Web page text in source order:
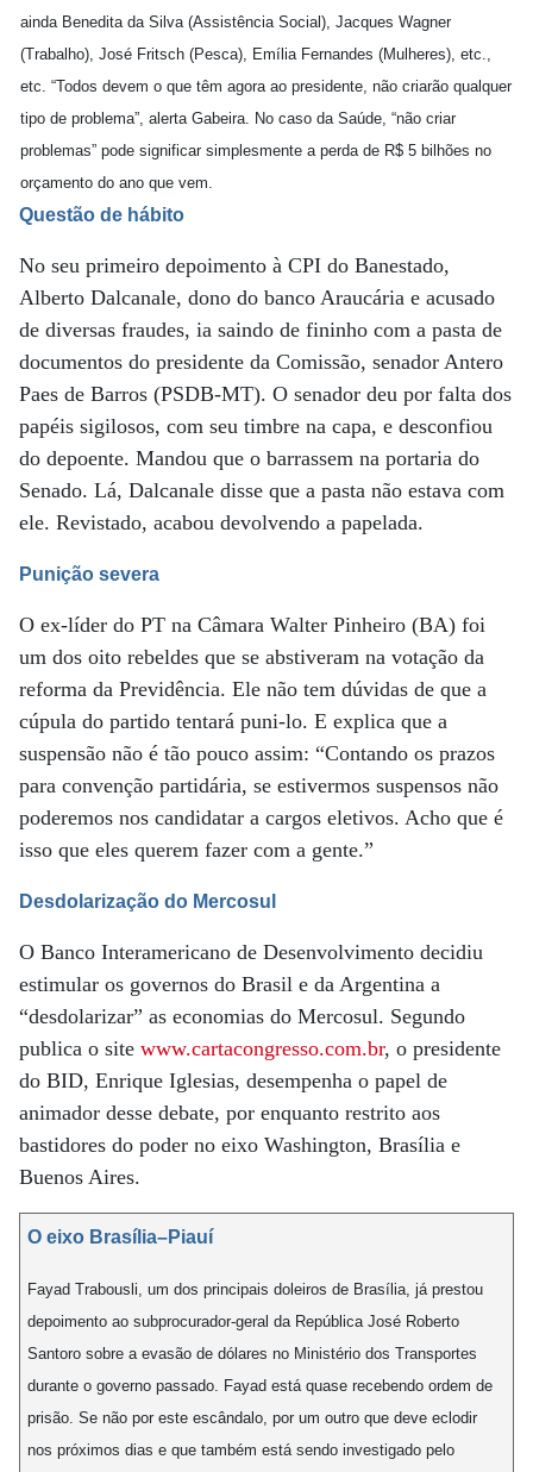
ainda Benedita da Silva (Assistência Social), Jacques Wagner
(Trabalho), José Fritsch (Pesca), Emília Fernandes (Mulheres), etc.,
etc. “Todos devem o que têm agora ao presidente, não criarão qualquer
tipo de problema”, alerta Gabeira. No caso da Saúde, “não criar
problemas” pode significar simplesmente a perda de R$ 5 bilhões no
orçamento do ano que vem.
Questão de hábito
No seu primeiro depoimento à CPI do Banestado,
Alberto Dalcanale, dono do banco Araucária e acusado
de diversas fraudes, ia saindo de fininho com a pasta de
documentos do presidente da Comissão, senador Antero
Paes de Barros (PSDB-MT). O senador deu por falta dos
papéis sigilosos, com seu timbre na capa, e desconfiou
do depoente. Mandou que o barrassem na portaria do
Senado. Lá, Dalcanale disse que a pasta não estava com
ele. Revistado, acabou devolvendo a papelada.
Punição severa
O ex-líder do PT na Câmara Walter Pinheiro (BA) foi
um dos oito rebeldes que se abstiveram na votação da
reforma da Previdência. Ele não tem dúvidas de que a
cúpula do partido tentará puni-lo. E explica que a
suspensão não é tão pouco assim: “Contando os prazos
para convenção partidária, se estivermos suspensos não
poderemos nos candidatar a cargos eletivos. Acho que é
isso que eles querem fazer com a gente.”
Desdolarização do Mercosul
O Banco Interamericano de Desenvolvimento decidiu
estimular os governos do Brasil e da Argentina a
“desdolarizar” as economias do Mercosul. Segundo
publica o site www.cartacongresso.com.br, o presidente
do BID, Enrique Iglesias, desempenha o papel de
animador desse debate, por enquanto restrito aos
bastidores do poder no eixo Washington, Brasília e
Buenos Aires.
O eixo Brasília–Piauí
Fayad Trabousli, um dos principais doleiros de Brasília, já prestou
depoimento ao subprocurador-geral da República José Roberto
Santoro sobre a evasão de dólares no Ministério dos Transportes
durante o governo passado. Fayad está quase recebendo ordem de
prisão. Se não por este escândalo, por um outro que deve eclodir
nos próximos dias e que também está sendo investigado pelo